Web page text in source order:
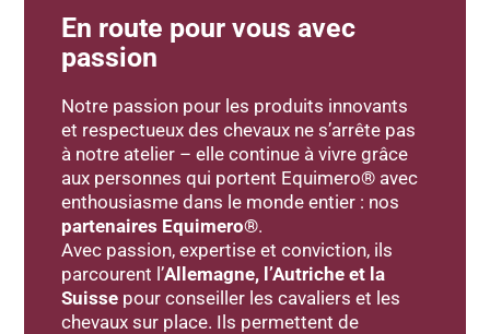
En route pour vous avec
passion
Notre passion pour les produits innovants
et respectueux des chevaux ne s’arrête pas
à notre atelier – elle continue à vivre grâce
aux personnes qui portent Equimero® avec
enthousiasme dans le monde entier : nos
partenaires Equimero®.
Avec passion, expertise et conviction, ils
parcourent l’Allemagne, l’Autriche et la
Suisse pour conseiller les cavaliers et les
chevaux sur place. Ils permettent de